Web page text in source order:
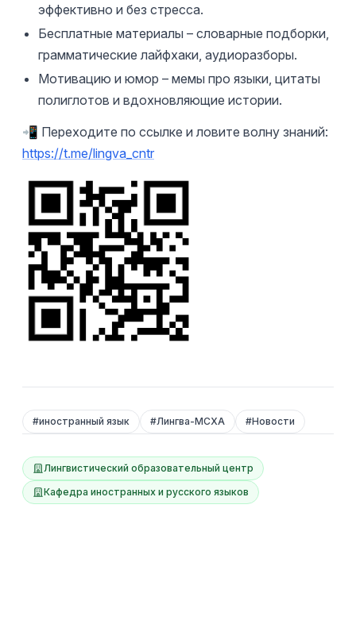
эффективно и без стресса.
Бесплатные материалы – словарные подборки,
грамматические лайфхаки, аудиоразборы.
Мотивацию и юмор – мемы про языки, цитаты
полиглотов и вдохновляющие истории.
📲 Переходите по ссылке и ловите волну знаний:
https://t.me/lingva_cntr
#иностранный язык #Лингва-МСХА #Новости
Лингвистический образовательный центр
Кафедра иностранных и русского языков